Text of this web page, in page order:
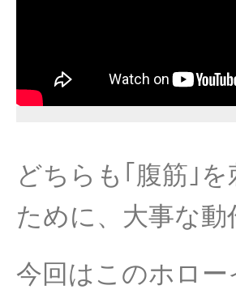
どちらも｢腹筋｣を
ために、大事な動
今回はこのホロー